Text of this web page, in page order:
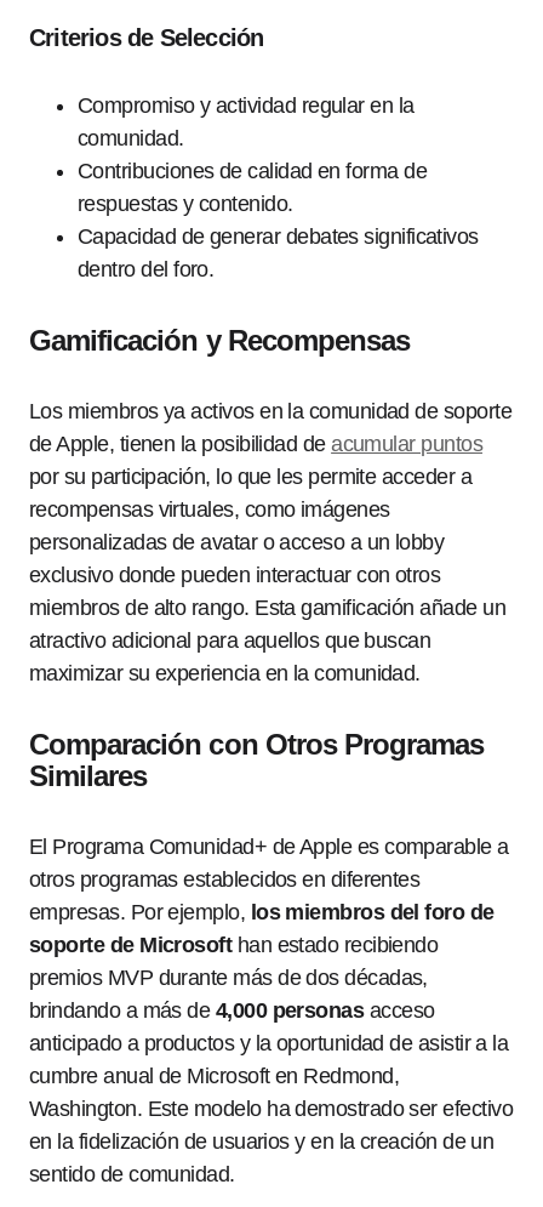
Criterios de Selección
Compromiso y actividad regular en la
comunidad.
Contribuciones de calidad en forma de
respuestas y contenido.
Capacidad de generar debates significativos
dentro del foro.
Gamificación y Recompensas
Los miembros ya activos en la comunidad de soporte
de Apple, tienen la posibilidad deacumular puntos
por su participación, lo que les permite acceder a
recompensas virtuales, como imágenes
personalizadas de avatar o acceso a un lobby
exclusivo donde pueden interactuar con otros
miembros de alto rango. Esta gamificación añade un
atractivo adicional para aquellos que buscan
maximizar su experiencia en la comunidad.
Comparación con Otros Programas
Similares
El Programa Comunidad+ de Apple es comparable a
otros programas establecidos en diferentes
empresas. Por ejemplo, los miembros del foro de
soporte de Microsofthan estado recibiendo
premios MVP durante más de dos décadas,
brindando a más de 4,000 personasacceso
anticipado a productos y la oportunidad de asistir a la
cumbre anual de Microsoft en Redmond,
Washington. Este modelo ha demostrado ser efectivo
en la fidelización de usuarios y en la creación de un
sentido de comunidad.